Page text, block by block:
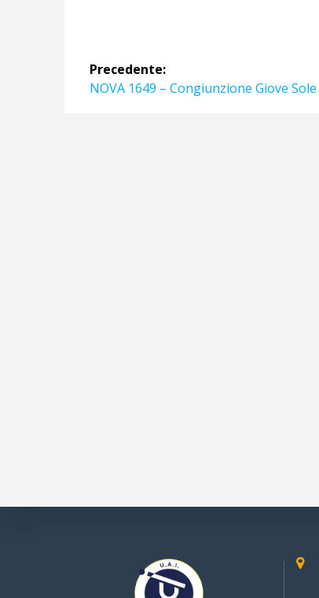
Navigazione
articoli
Precedente:
Articolo
NOVA 1649 – Congiunzione Giove Sole